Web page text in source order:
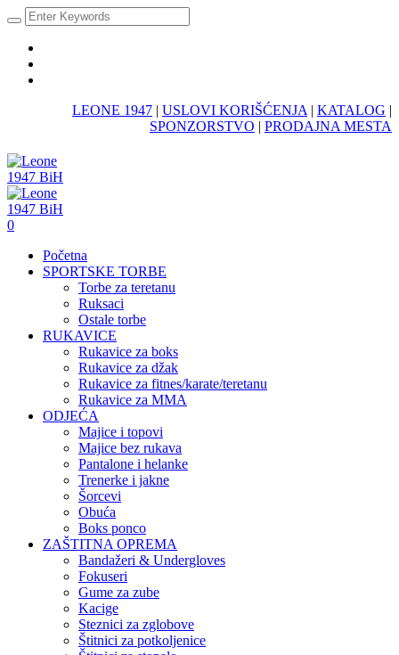
LEONE 1947 | USLOVI KORIŠĆENJA | KATALOG |
SPONZORSTVO | PRODAJNA MESTA
0
Početna
SPORTSKE TORBE
Torbe za teretanu
Ruksaci
Ostale torbe
RUKAVICE
Rukavice za boks
Rukavice za džak
Rukavice za fitnes/karate/teretanu
Rukavice za MMA
ODJEĆA
Majice i topovi
Majice bez rukava
Pantalone i helanke
Trenerke i jakne
Šorcevi
Obuća
Boks ponco
ZAŠTITNA OPREMA
Bandažeri & Undergloves
Fokuseri
Gume za zube
Kacige
Steznici za zglobove
Štitnici za potkoljenice